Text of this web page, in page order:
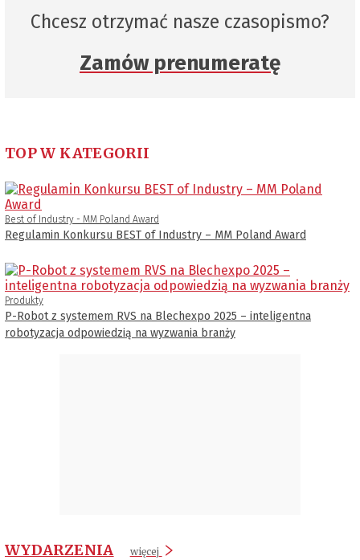
Chcesz otrzymać nasze czasopismo?
Zamów prenumeratę
TOP W KATEGORII
Best of Industry - MM Poland Award
Regulamin Konkursu BEST of Industry – MM Poland Award
Produkty
P-Robot z systemem RVS na Blechexpo 2025 – inteligentna
robotyzacja odpowiedzią na wyzwania branży
WYDARZENIA więcej